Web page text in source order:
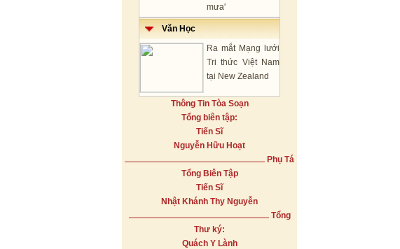
mưa'
Văn Học
Ra mắt Mạng lưới
Tri thức Việt Nam
tại New Zealand
Thông Tin Tòa Soạn
Tổng biên tập:
Tiến Sĩ
Nguyễn Hữu Hoạt
Phụ Tá
Tổng Biên Tập
Tiến Sĩ
Nhật Khánh Thy Nguyễn
Tổng
Thư ký:
Quách Y Lành